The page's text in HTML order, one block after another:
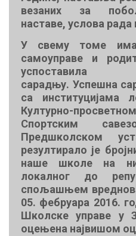
везаних за
наставе, услова
У свему томе
самоуправе и
успоставила
сарадњу. Успешна
са институцијама
Културно-
Спортским
Предшколском
резултирало је
наше школе на
локалног до
спољашњем
05. фебруара 2016.
Школске управе у
оцењена највишом